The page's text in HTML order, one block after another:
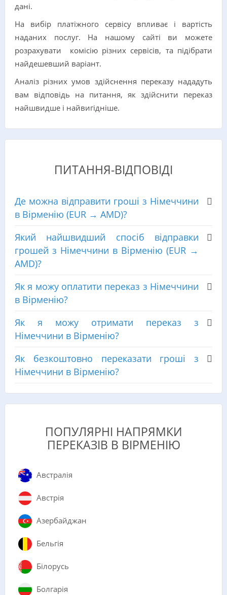
дані.
На вибір платіжного сервісу впливає і вартість
наданих послуг. На нашому сайті ви можете
розрахувати комісію різних сервісів, та підібрати
найдешевший варіант.
Аналіз різних умов здійснення переказу нададуть
вам відповідь на питання, як здійснити переказ
найшвидше і найвигідніше.
ПИТАННЯ-ВІДПОВІДІ
Де можна відправити гроші з Німеччини
в Вірменію (EUR → AMD)?
Який найшвидший спосіб відправки
грошей з Німеччини в Вірменію (EUR →
AMD)?
Як я можу оплатити переказ з Німеччини
в Вірменію?
Як я можу отримати переказ з
Німеччини в Вірменію?
Як безкоштовно переказати гроші з
Німеччини в Вірменію?
ПОПУЛЯРНІ НАПРЯМКИ
ПЕРЕКАЗІВ В ВІРМЕНІЮ
Австралія
Австрія
Азербайджан
Бельгія
Білорусь
Болгарія